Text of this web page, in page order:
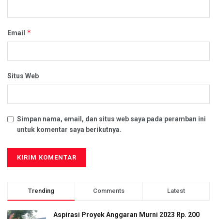
Email *
Situs Web
Simpan nama, email, dan situs web saya pada peramban ini
untuk komentar saya berikutnya.
Trending Comments Latest
Aspirasi Proyek Anggaran Murni 2023 Rp. 200